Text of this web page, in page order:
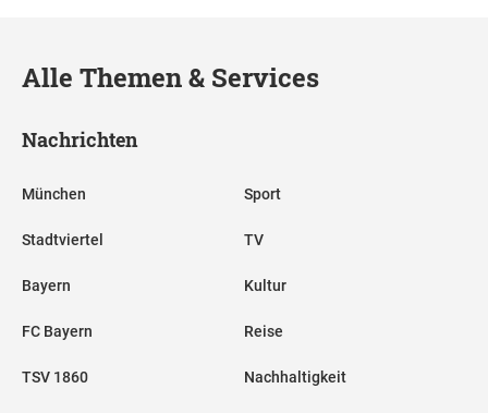
Alle Themen & Services
Nachrichten
München
Stadtviertel
Bayern
FC Bayern
TSV 1860
Sport
TV
Kultur
Reise
Nachhaltigkeit